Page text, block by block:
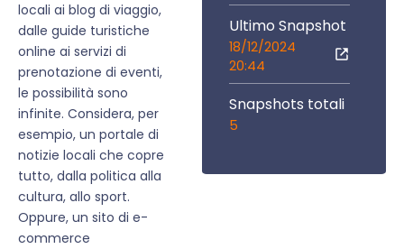
locali ai blog di viaggio,
dalle guide turistiche
online ai servizi di
prenotazione di eventi,
le possibilità sono
infinite. Considera, per
esempio, un portale di
notizie locali che copre
tutto, dalla politica alla
cultura, allo sport.
Oppure, un sito di e-
commerce
Ultimo Snapshot
18/12/2024
20:44
Snapshots totali
5